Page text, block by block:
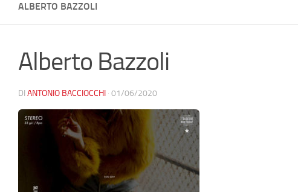
ALBERTO BAZZOLI
Alberto Bazzoli
DI ANTONIO BACCIOCCHI · 01/06/2020